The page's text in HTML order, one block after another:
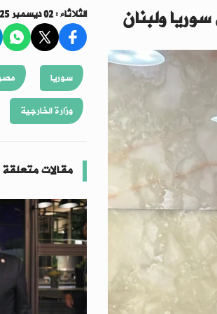
ولبنان الثلاثاء : 02 ديسمبر 2025
سوريا
وزارة الخارجية
مقالات متعلقة